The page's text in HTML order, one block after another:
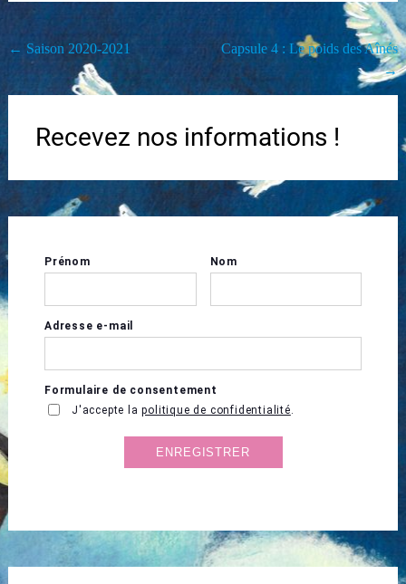
Navigation
← Saison 2020-2021
Capsule 4 : Le poids des Aînés
→
Recevez nos informations !